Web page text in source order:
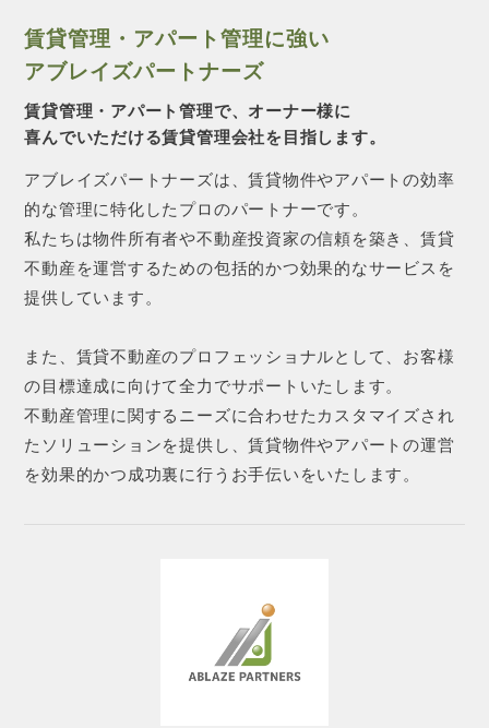
賃貸管理・アパート管理に強い
アブレイズパートナーズ
賃貸管理・アパート管理で、オーナー様に
喜んでいただける賃貸管理会社を目指します。
アブレイズパートナーズは、賃貸物件やアパートの効率
的な管理に特化したプロのパートナーです。
私たちは物件所有者や不動産投資家の信頼を築き、賃貸
不動産を運営するための包括的かつ効果的なサービスを
提供しています。
また、賃貸不動産のプロフェッショナルとして、お客様
の目標達成に向けて全力でサポートいたします。
不動産管理に関するニーズに合わせたカスタマイズされ
たソリューションを提供し、賃貸物件やアパートの運営
を効果的かつ成功裏に行うお手伝いをいたします。